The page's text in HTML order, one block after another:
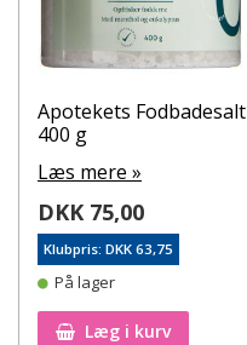
Apotekets Fodbadesalt
400 g
Læs mere »
DKK 75,00
Klubpris: DKK 63,75
På lager
Læg i kurv